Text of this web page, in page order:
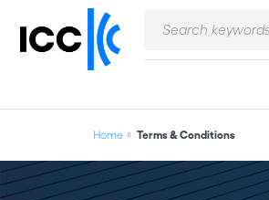
Home Terms & Conditions